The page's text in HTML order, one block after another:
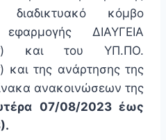
κόμβο
ΔΙΑΥΓΕΙΑ
και του ΥΠ.ΠΟ.
και της ανάρτησης της
ανακοινώσεων της
07/08/2023 έως